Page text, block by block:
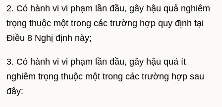
2. Có hành vi vi phạm lần đầu, gây hậu quả nghiêm
trọng thuộc một trong các trường hợp quy định tại
Điều 8 Nghị định này;
3. Có hành vi vi phạm lần đầu, gây hậu quả ít
nghiêm trọng thuộc một trong các trường hợp sau
đây: